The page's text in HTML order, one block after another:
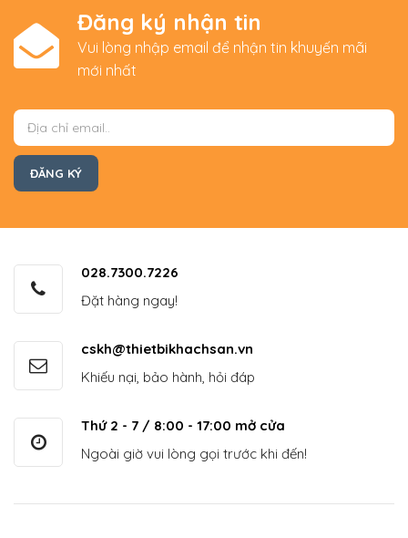
Đăng ký nhận tin
Vui lòng nhập email để nhận tin khuyến mãi
mới nhất
028.7300.7226
Đặt hàng ngay!
cskh@thietbikhachsan.vn
Khiếu nại, bảo hành, hỏi đáp
Thứ 2 - 7 / 8:00 - 17:00 mở cửa
Ngoài giờ vui lòng gọi trước khi đến!